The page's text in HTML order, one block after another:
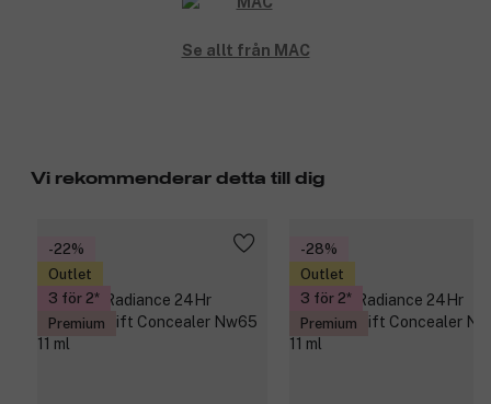
Se allt från MAC
Vi rekommenderar detta till dig
-22%
Outlet
3 för 2
Premium
-28%
Outlet
3 för 2
Premium